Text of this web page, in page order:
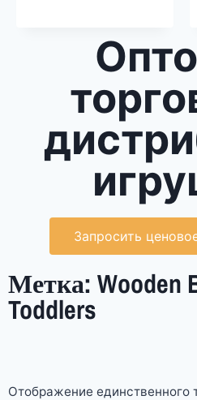
Запросить
Метка: Wooden
Toddlers
Отображение единственного